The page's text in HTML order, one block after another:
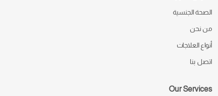
الصحة الجنسية
من نحن
أنواع العلاجات
اتصل بنا
Our Services